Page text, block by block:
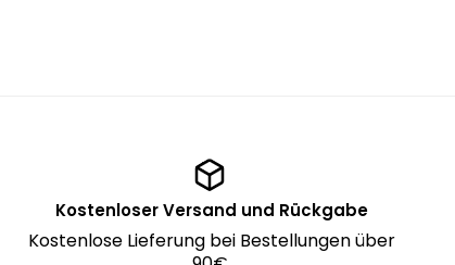
Kostenloser Versand und Rückgabe
Kostenlose Lieferung bei Bestellungen über